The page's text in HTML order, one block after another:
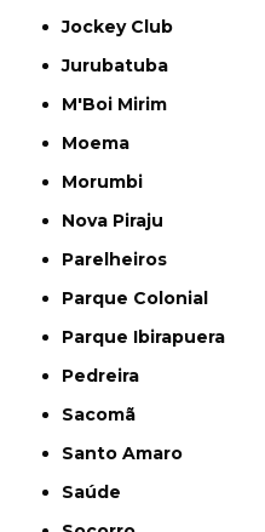
Jockey Club
Jurubatuba
M'Boi Mirim
Moema
Morumbi
Nova Piraju
Parelheiros
Parque Colonial
Parque Ibirapuera
Pedreira
Sacomã
Santo Amaro
Saúde